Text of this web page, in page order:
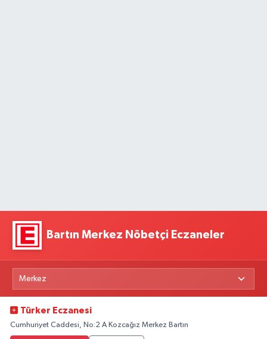
Bartın Merkez Nöbetçi Eczaneler
Türker Eczanesi
Cumhuriyet Caddesi, No:2 A Kozcağız Merkez Bartın